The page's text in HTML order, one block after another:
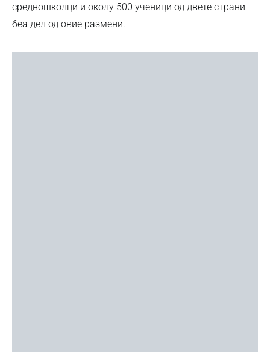
средношколци и околу 500 ученици од двете страни
беа дел од овие размени.